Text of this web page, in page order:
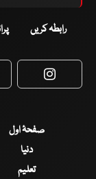
رابطہ کریں
صفحۂ اول
دنیا
تعلیم